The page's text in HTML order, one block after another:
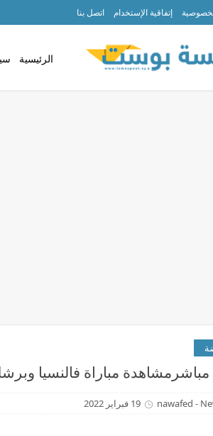
إتفاقية الإستخدام اتصل بنا
الرئيسية
مباراة فالنسيا وبرشلونة بتاريخ 20-02-2022
nawafed - 19 فبراير 2022